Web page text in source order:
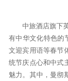
中旅酒店旗下
有中华文化特色的
文迎宾用语等春节
统节庆点心和中式
魅力。其中，曼彻